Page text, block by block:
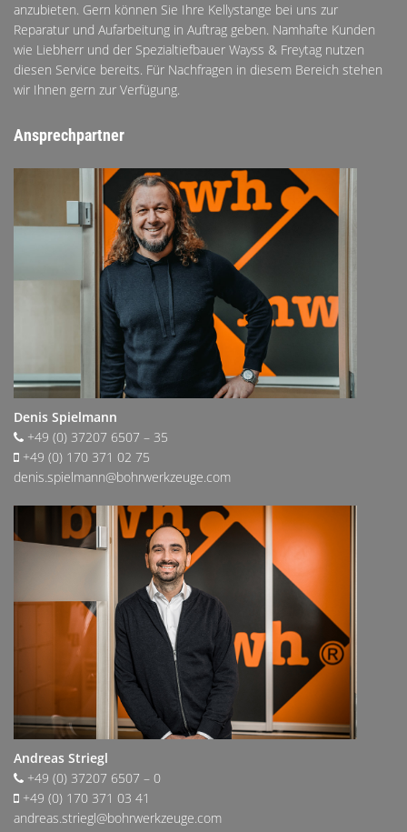
anzubieten. Gern können Sie Ihre Kellystange bei uns zur
Reparatur und Aufarbeitung in Auftrag geben. Namhafte Kunden
wie Liebherr und der Spezialtiefbauer Wayss & Freytag nutzen
diesen Service bereits. Für Nachfragen in diesem Bereich stehen
wir Ihnen gern zur Verfügung.
Ansprechpartner
Denis Spielmann
+49 (0) 37207 6507 – 35
+49 (0) 170 371 02 75
denis.spielmann@bohrwerkzeuge.com
Andreas Striegl
+49 (0) 37207 6507 – 0
+49 (0) 170 371 03 41
andreas.striegl@bohrwerkzeuge.com